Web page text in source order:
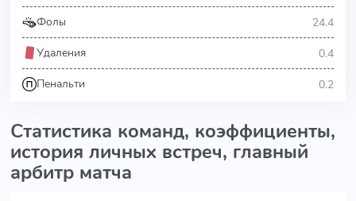
Фолы 24.4
Удаления 0.4
Пенальти 0.2
Статистика команд, коэффициенты,
история личных встреч, главный
арбитр матча